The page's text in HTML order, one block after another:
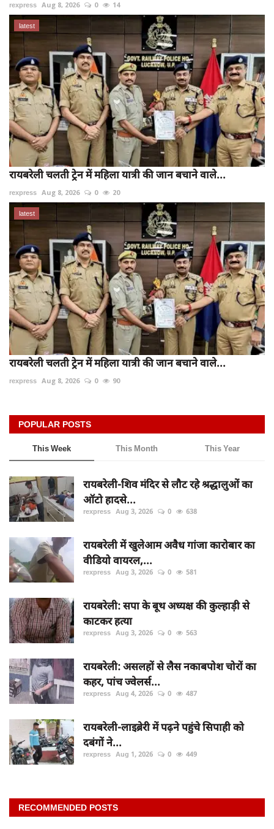
rexpress Aug 8, 2026 0 14
latest
रायबरेली चलती ट्रेन में महिला यात्री की जान बचाने वाले...
rexpress Aug 8, 2026 0 20
latest
रायबरेली चलती ट्रेन में महिला यात्री की जान बचाने वाले...
rexpress Aug 8, 2026 0 90
POPULAR POSTS
This Week This Month This Year
रायबरेली-शिव मंदिर से लौट रहे श्रद्धालुओं का
ऑटो हादसे...
rexpress Aug 3, 2026 0 638
रायबरेली में खुलेआम अवैध गांजा कारोबार का
वीडियो वायरल,...
rexpress Aug 3, 2026 0 581
रायबरेली: सपा के बूथ अध्यक्ष की कुल्हाड़ी से
काटकर हत्या
rexpress Aug 3, 2026 0 563
रायबरेली: असलहों से लैस नकाबपोश चोरों का
कहर, पांच ज्वेलर्स...
rexpress Aug 4, 2026 0 487
रायबरेली-लाइब्रेरी में पढ़ने पहुंचे सिपाही को
दबंगों ने...
rexpress Aug 1, 2026 0 449
RECOMMENDED POSTS